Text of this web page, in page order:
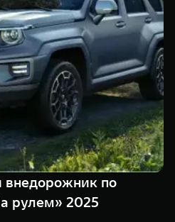
TANK 700
Сила
от 10 199
по
рулем» 2025